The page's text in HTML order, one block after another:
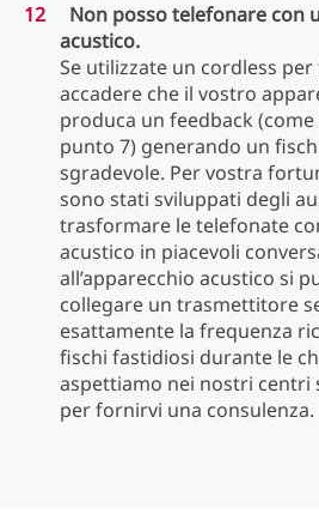
Non posso telefonare con
acustico.
Se utilizzate un cordless
accadere che il vostro
produca un feedback
punto 7) generando un
sgradevole. Per vostra
sono stati sviluppati degli
trasformare le telefonate
acustico in piacevoli
all’apparecchio acustico si
collegare un trasmettitore
esattamente la frequenza
fischi fastidiosi durante le
aspettiamo nei nostri centri
per fornirvi una consulenza.